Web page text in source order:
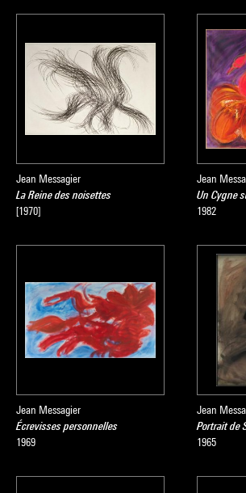
Jean Messagier
La Reine des noisettes
[1970]
Jean
Un Cygne
1982
Jean Messagier
Écrevisses personnelles
1969
Jean
Portrait de
1965